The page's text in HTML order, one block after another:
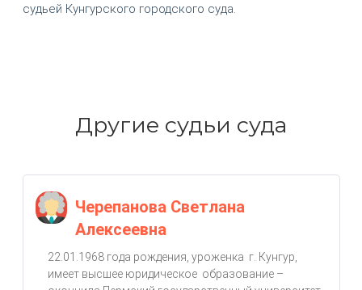
судьей Кунгурского городского суда.
Другие судьи суда
Черепанова Светлана
Алексеевна
22.01.1968 года рождения, уроженка г. Кунгур,
имеет высшее юридическое образование –